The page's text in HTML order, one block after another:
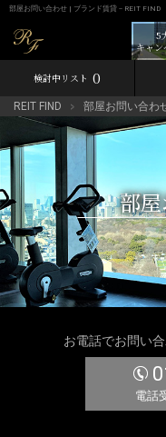
部屋お問い合わせ | ブランド賃貸－REIT FIND
5
キャン
検討中リスト 0
REIT FIND 部屋お問い合わ
部
お電話でお問い
電話